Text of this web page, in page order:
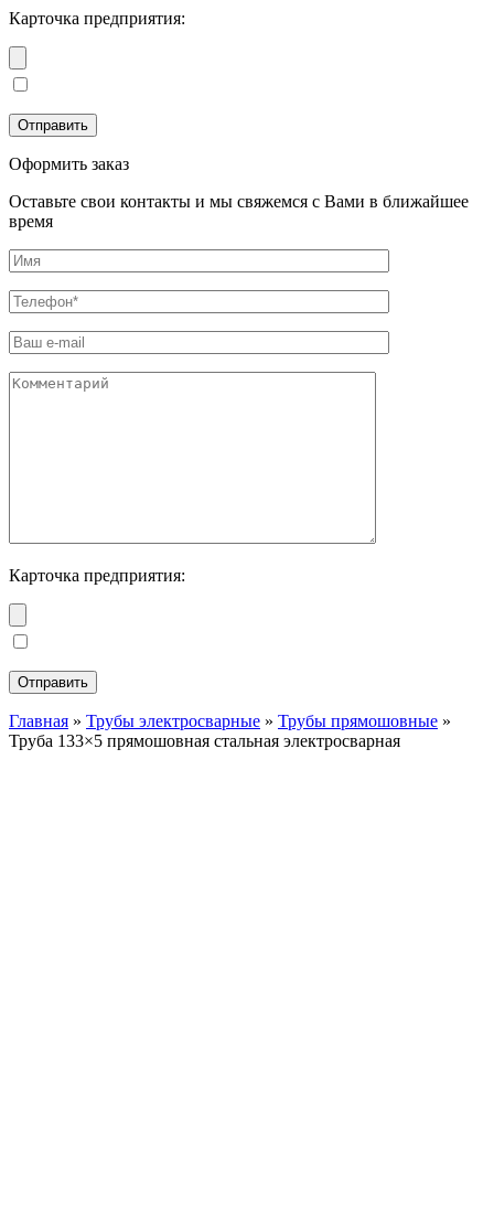
Карточка предприятия:
Оформить заказ
Оставьте свои контакты и мы свяжемся с Вами в ближайшее
время
Карточка предприятия:
Главная » Трубы электросварные » Трубы прямошовные »
Труба 133×5 прямошовная стальная электросварная